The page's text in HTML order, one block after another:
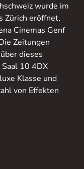
wurde im
Zürich eröffnet,
Cinemas Genf
Zeitungen
dieses
10 4DX
Klasse und
von Effekten